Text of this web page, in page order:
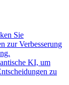
Sie
zur Verbesserung
KI, um
zu